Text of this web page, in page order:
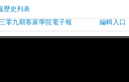
歷史列表
零九期客家學院電子報
編輯入口